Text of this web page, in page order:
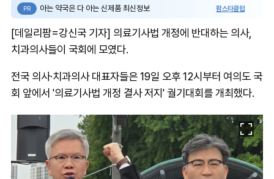
PR 아는 약국은 다 아는 신제품 최신정보 팜스타클럽
[데일리팜=강신국 기자] 의료기사법 개정에 반대하는 의사,
치과의사들이 국회에 모였다.
전국 의사·치과의사 대표자들은 19일 오후 12시부터 여의도 국
회 앞에서 '의료기사법 개정 결사 저지' 궐기대회를 개최했다.